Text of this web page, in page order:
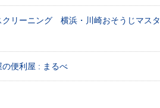
クリーニング 横浜・川崎おそうじマスタ
の便利屋 : まるべ